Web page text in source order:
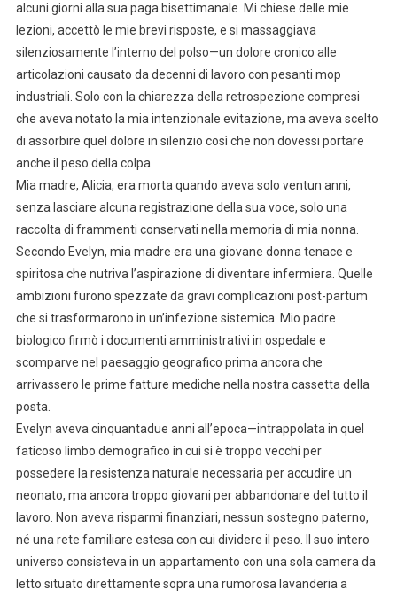
alcuni giorni alla sua paga bisettimanale. Mi chiese delle mie
lezioni, accettò le mie brevi risposte, e si massaggiava
silenziosamente l’interno del polso—un dolore cronico alle
articolazioni causato da decenni di lavoro con pesanti mop
industriali. Solo con la chiarezza della retrospezione compresi
che aveva notato la mia intenzionale evitazione, ma aveva scelto
di assorbire quel dolore in silenzio così che non dovessi portare
anche il peso della colpa.
Mia madre, Alicia, era morta quando aveva solo ventun anni,
senza lasciare alcuna registrazione della sua voce, solo una
raccolta di frammenti conservati nella memoria di mia nonna.
Secondo Evelyn, mia madre era una giovane donna tenace e
spiritosa che nutriva l’aspirazione di diventare infermiera. Quelle
ambizioni furono spezzate da gravi complicazioni post-partum
che si trasformarono in un’infezione sistemica. Mio padre
biologico firmò i documenti amministrativi in ospedale e
scomparve nel paesaggio geografico prima ancora che
arrivassero le prime fatture mediche nella nostra cassetta della
posta.
Evelyn aveva cinquantadue anni all’epoca—intrappolata in quel
faticoso limbo demografico in cui si è troppo vecchi per
possedere la resistenza naturale necessaria per accudire un
neonato, ma ancora troppo giovani per abbandonare del tutto il
lavoro. Non aveva risparmi finanziari, nessun sostegno paterno,
né una rete familiare estesa con cui dividere il peso. Il suo intero
universo consisteva in un appartamento con una sola camera da
letto situato direttamente sopra una rumorosa lavanderia a